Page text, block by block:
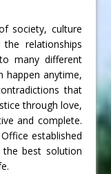
society, culture
relationships
many different
happen anytime,
that
through love,
and complete.
established
best solution